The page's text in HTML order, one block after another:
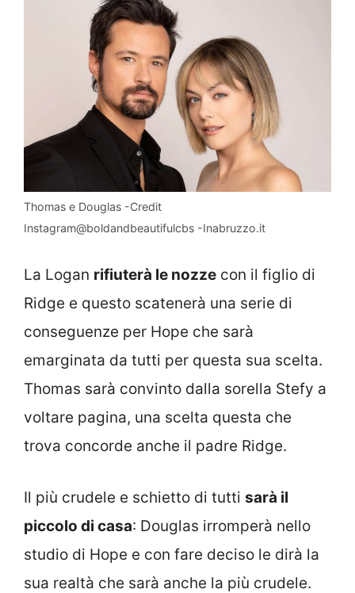
Thomas e Douglas -Credit
Instagram@boldandbeautifulcbs -Inabruzzo.it
La Logan rifiuterà le nozze con il figlio di
Ridge e questo scatenerà una serie di
conseguenze per Hope che sarà
emarginata da tutti per questa sua scelta.
Thomas sarà convinto dalla sorella Stefy a
voltare pagina, una scelta questa che
trova concorde anche il padre Ridge.
Il più crudele e schietto di tutti sarà il
piccolo di casa: Douglas irromperà nello
studio di Hope e con fare deciso le dirà la
sua realtà che sarà anche la più crudele.